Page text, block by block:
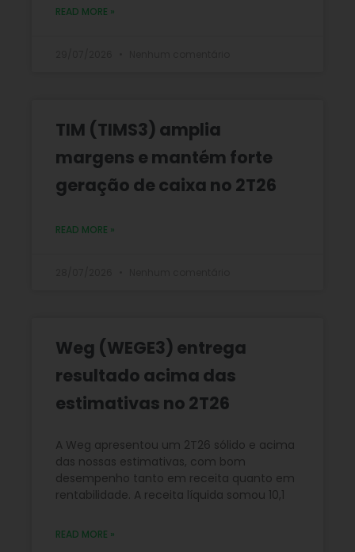
READ MORE »
TIM (TIMS3) amplia
margens e mantém forte
geração de caixa no 2T26
READ MORE »
Weg (WEGE3) entrega
resultado acima das
estimativas no 2T26
A Weg apresentou um 2T26 sólido e acima
das nossas estimativas, com bom
desempenho tanto em receita quanto em
rentabilidade. A receita líquida somou 10,1
READ MORE »